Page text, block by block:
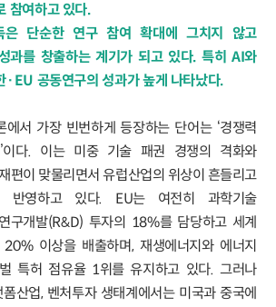
참여하고 있다.
은 단순한 연구 참여 확대에 그치지 않고
과를 창출하는 계기가 되고 있다. 특히 AI와
·EU 공동연구의 성과가 높게 나타났다.
서 가장 빈번하게 등장하는 단어는 ‘경쟁력
이다. 이는 미중 기술 패권 경쟁의 격화와
편이 맞물리면서 유럽산업의 위상이 흔들리고
반영하고 있다. EU는 여전히 과학기술
구개발(R&D) 투자의 18%를 담당하고 세계
이상을 배출하며, 재생에너지와 에너지
특허 점유율 1위를 유지하고 있다. 그러나
산업, 벤처투자 생태계에서는 미국과 중국에